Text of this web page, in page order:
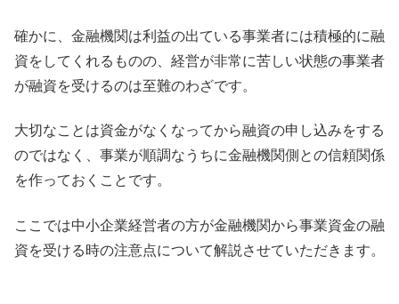
確かに、金融機関は利益の出ている事業者には積極的に融
資をしてくれるものの、経営が非常に苦しい状態の事業者
が融資を受けるのは至難のわざです。
大切なことは資金がなくなってから融資の申し込みをする
のではなく、事業が順調なうちに金融機関側との信頼関係
を作っておくことです。
ここでは中小企業経営者の方が金融機関から事業資金の融
資を受ける時の注意点について解説させていただきます。